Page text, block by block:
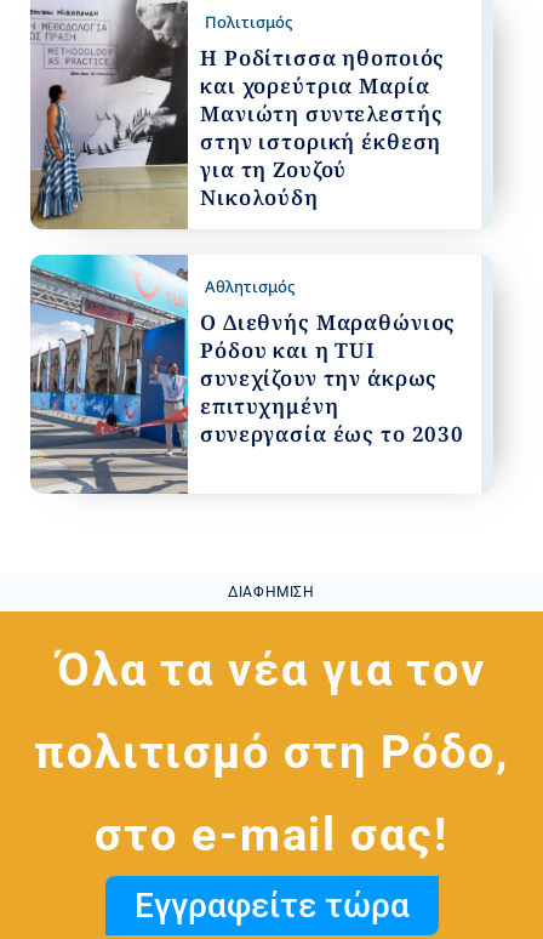
Πολιτισμός
Η Ροδίτισσα ηθοποιός
και χορεύτρια Μαρία
Μανιώτη συντελεστής
στην ιστορική έκθεση
για τη Ζουζού
Νικολούδη
Αθλητισμός
Ο Διεθνής Μαραθώνιος
Ρόδου και η TUI
συνεχίζουν την άκρως
επιτυχημένη
συνεργασία έως το 2030
ΔΙΑΦΉΜΙΣΗ
Όλα τα νέα για τον
πολιτισμό στη Ρόδο,
στο e-mail σας!
Εγγραφείτε τώρα